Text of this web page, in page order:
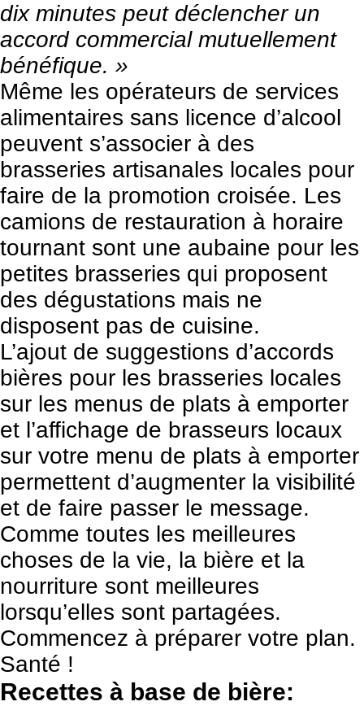
dix minutes peut déclencher un
accord commercial mutuellement
bénéfique. »
Même les opérateurs de services
alimentaires sans licence d’alcool
peuvent s’associer à des
brasseries artisanales locales pour
faire de la promotion croisée. Les
camions de restauration à horaire
tournant sont une aubaine pour les
petites brasseries qui proposent
des dégustations mais ne
disposent pas de cuisine.
L’ajout de suggestions d’accords
bières pour les brasseries locales
sur les menus de plats à emporter
et l’affichage de brasseurs locaux
sur votre menu de plats à emporter
permettent d’augmenter la visibilité
et de faire passer le message.
Comme toutes les meilleures
choses de la vie, la bière et la
nourriture sont meilleures
lorsqu’elles sont partagées.
Commencez à préparer votre plan.
Santé !
Recettes à base de bière: